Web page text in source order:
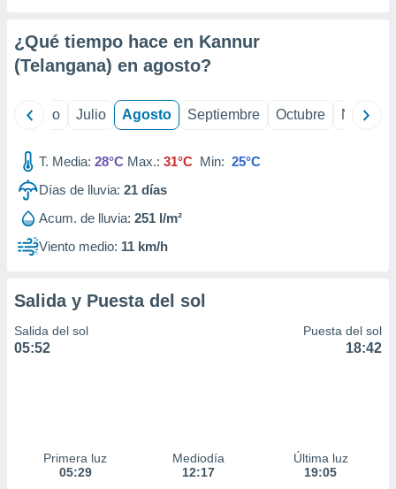
e
mediante
publicidad
publicidad
de
1199
¿Qué tiempo hace en Kannur
(Telangana) en agosto?
Junio Julio Agosto Septiembre Octubre
T. Media: 28°C Max.: 31°C Min: 25°C
Días de lluvia: 21 días
Acum. de lluvia: 251 l/m²
Viento medio: 11 km/h
Salida y Puesta del sol
Salida del sol
05:52
Puesta del sol
18:42
Primera luz
05:29
Mediodía
12:17
Última luz
19:05